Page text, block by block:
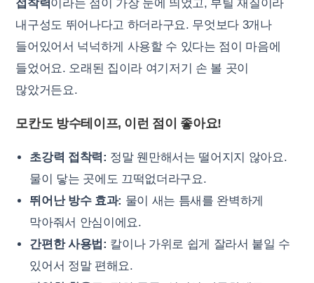
접착력이라는 점이 가장 눈에 띄었고, 부틸 재질이라
내구성도 뛰어나다고 하더라구요. 무엇보다 3개나
들어있어서 넉넉하게 사용할 수 있다는 점이 마음에
들었어요. 오래된 집이라 여기저기 손 볼 곳이
많았거든요.
모칸도 방수테이프, 이런 점이 좋아요!
초강력 접착력: 정말 웬만해서는 떨어지지 않아요.
물이 닿는 곳에도 끄떡없더라구요.
뛰어난 방수 효과: 물이 새는 틈새를 완벽하게
막아줘서 안심이에요.
간편한 사용법: 칼이나 가위로 쉽게 잘라서 붙일 수
있어서 정말 편해요.